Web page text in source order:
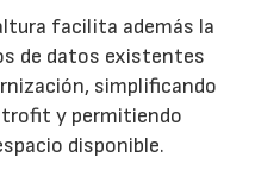
facilita además la
de datos existentes
simplificando
y permitiendo
disponible.